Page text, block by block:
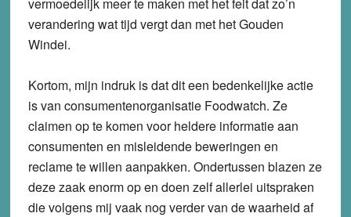
verandering wat tijd vergt dan met het Gouden
Windei.
Kortom, mijn indruk is dat dit een bedenkelijke actie
is van consumentenorganisatie Foodwatch. Ze
claimen op te komen voor heldere informatie aan
consumenten en misleidende beweringen en
reclame te willen aanpakken. Ondertussen blazen ze
deze zaak enorm op en doen zelf allerlei uitspraken
die volgens mij vaak nog verder van de waarheid af